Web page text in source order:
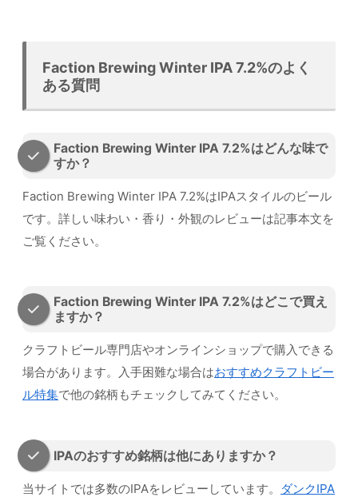
Faction Brewing Winter IPA 7.2%のよく
ある質問
Faction Brewing Winter IPA 7.2%はどんな味で
すか？
Faction Brewing Winter IPA 7.2%はIPAスタイルのビール
です。詳しい味わい・香り・外観のレビューは記事本文を
ご覧ください。
Faction Brewing Winter IPA 7.2%はどこで買え
ますか？
クラフトビール専門店やオンラインショップで購入できる
場合があります。入手困難な場合はおすすめクラフトビー
ル特集で他の銘柄もチェックしてみてください。
IPAのおすすめ銘柄は他にありますか？
当サイトでは多数のIPAをレビューしています。
ダンクIPA